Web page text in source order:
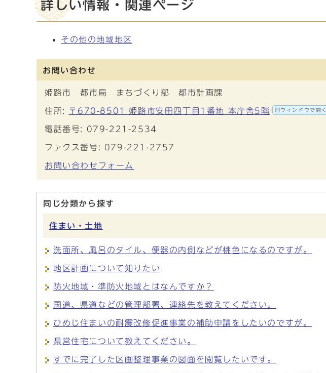
詳しい情報・関連ページ
その他の地域地区
お問い合わせ
姫路市 都市局 まちづくり部 都市計画課
住所: 〒670-8501 姫路市安田四丁目1番地 本庁舎5階 別ウィンドウで開く
電話番号: 079-221-2534
ファクス番号: 079-221-2757
お問い合わせフォーム
同じ分類から探す
住まい・土地
洗面所、風呂のタイル、便器の内側などが桃色になるのですが。
地区計画について知りたい
防火地域・準防火地域とはなんですか？
国道、県道などの管理部署、連絡先を教えてください。
ひめじ住まいの耐震改修促進事業の補助申請をしたいのですが。
県営住宅について教えてください。
すでに完了した区画整理事業の図面を閲覧したいです。